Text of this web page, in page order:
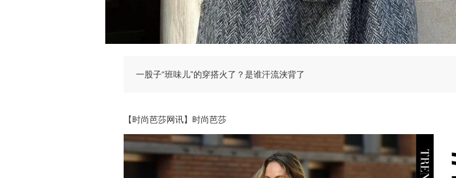
一股子“班味儿”的穿搭火了？是谁汗流浃背了
【时尚芭莎网讯】时尚芭莎